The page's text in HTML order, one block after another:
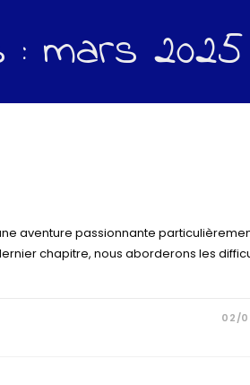
: mars 2025
aventure passionnante
chapitre, nous aborderons les
02/